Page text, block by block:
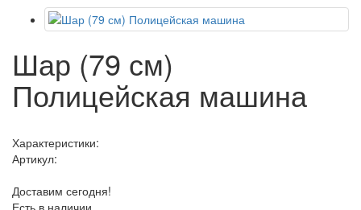
Шар (79 см)
Полицейская машина
Характеристики:
Артикул:
Доставим сегодня!
Есть в наличии